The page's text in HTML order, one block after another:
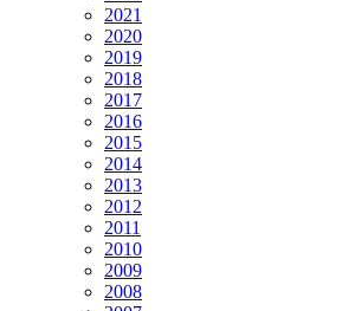
2021
2020
2019
2018
2017
2016
2015
2014
2013
2012
2011
2010
2009
2008